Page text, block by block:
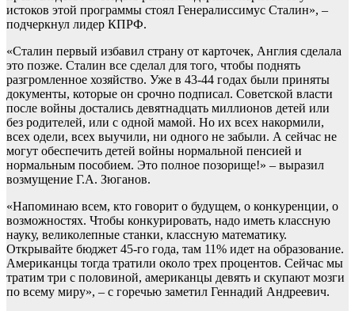
истоков этой программы стоял Генералиссимус Сталин», –
подчеркнул лидер КПРФ.
«Сталин первый избавил страну от карточек, Англия сделала
это позже. Сталин все сделал для того, чтобы поднять
разгромленное хозяйство. Уже в 43-44 годах были приняты
документы, которые он срочно подписал. Советской власти
после войны достались девятнадцать миллионов детей или
без родителей, или с одной мамой. Но их всех накормили,
всех одели, всех выучили, ни одного не забыли. А сейчас не
могут обеспечить детей войны нормальной пенсией и
нормальным пособием. Это полное позорище!» – выразил
возмущение Г.А. Зюганов.
«Напоминаю всем, кто говорит о будущем, о конкуренции, о
возможностях. Чтобы конкурировать, надо иметь классную
науку, великолепные станки, классную математику.
Открывайте бюджет 45-го года, там 11% идет на образование.
Американцы тогда тратили около трех процентов. Сейчас мы
тратим три с половиной, американцы девять и скупают мозги
по всему миру», – с горечью заметил Геннадий Андреевич.